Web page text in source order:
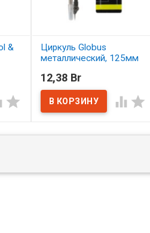
&

Циркуль Globus
металлический, 125мм
В наличии
12,38 Br
 